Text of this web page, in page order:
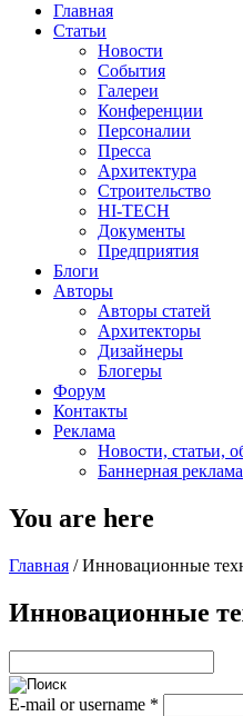
Главная
Статьи
Новости
События
Галереи
Конференции
Персоналии
Пресса
Архитектура
Строительство
HI-TECH
Документы
Предприятия
Блоги
Авторы
Авторы статей
Архитекторы
Дизайнеры
Блогеры
Форум
Контакты
Реклама
Новости, статьи,
Баннерная реклама
You are here
Главная / Инновационные
Инновационные
E-mail or username *